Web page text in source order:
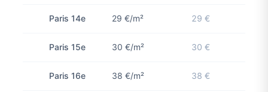
Paris 14e 29 €/m² 29 €
Paris 15e 30 €/m² 30 €
Paris 16e 38 €/m² 38 €